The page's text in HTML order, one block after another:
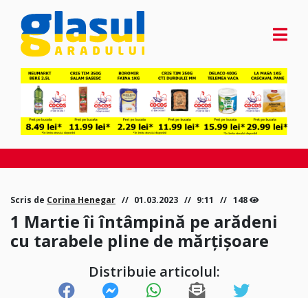
Scris de Corina Henegar 01.03.2023 9:11 148
1 Martie îi întâmpină pe arădeni
cu tarabele pline de mărțișoare
Distribuie articolul: